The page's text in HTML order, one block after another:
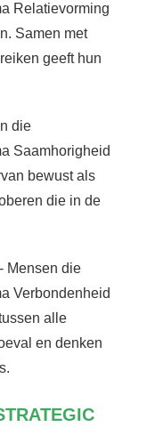
Relatievorming
Samen met
geeft hun
die
Saamhorigheid
bewust als
die in de
Mensen die
Verbondenheid
alle
en denken